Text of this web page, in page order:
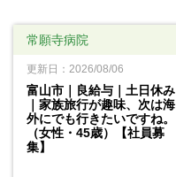
常願寺病院
更新日：2026/08/06
富山市｜良給与｜土日休み
｜家族旅行が趣味、次は海
外にでも行きたいですね。
（女性・45歳）【社員募
集】